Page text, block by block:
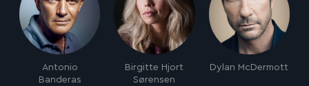
Antonio
Banderas
Birgitte Hjort
Sørensen
Dylan McDermott